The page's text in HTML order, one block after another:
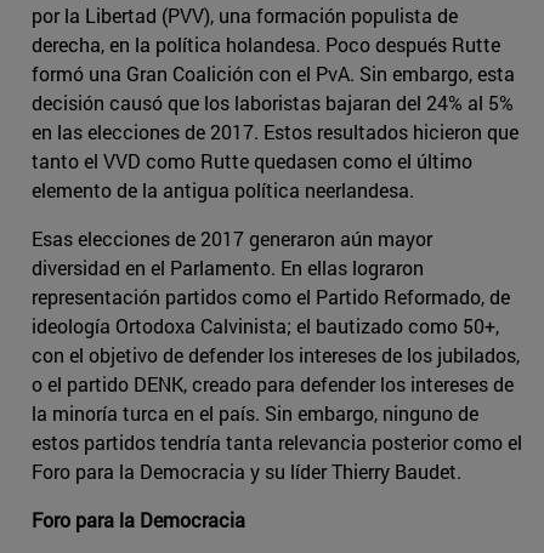
por la Libertad (PVV), una formación populista de
derecha, en la política holandesa. Poco después Rutte
formó una Gran Coalición con el PvA. Sin embargo, esta
decisión causó que los laboristas bajaran del 24% al 5%
en las elecciones de 2017. Estos resultados hicieron que
tanto el VVD como Rutte quedasen como el último
elemento de la antigua política neerlandesa.
Esas elecciones de 2017 generaron aún mayor
diversidad en el Parlamento. En ellas lograron
representación partidos como el Partido Reformado, de
ideología Ortodoxa Calvinista; el bautizado como 50+,
con el objetivo de defender los intereses de los jubilados,
o el partido DENK, creado para defender los intereses de
la minoría turca en el país. Sin embargo, ninguno de
estos partidos tendría tanta relevancia posterior como el
Foro para la Democracia y su líder Thierry Baudet.
Foro para la Democracia